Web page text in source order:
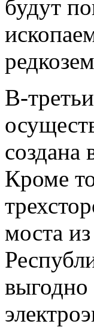
будут
В-
создана
Кроме
моста
выгодно